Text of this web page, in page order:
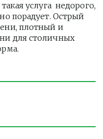
услуга  недорого,
порадует. Острый
плотный и
для столичных